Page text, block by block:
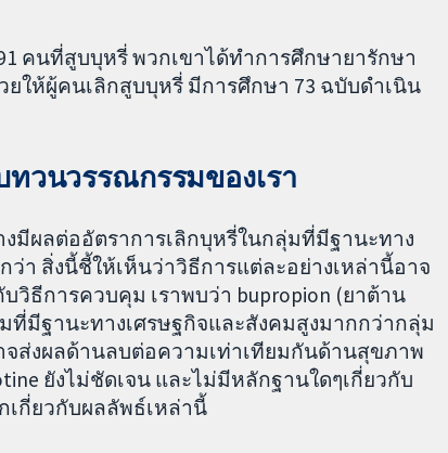
คนที่สูบบุหรี่ พวกเขาได้ทำการศึกษายารักษา
ให้ผู้คนเลิกสูบบุหรี่ มีการศึกษา 73 ฉบับดำเนิน
วนวรรณกรรมของเรา
ผลต่ออัตราการเลิกบุหรี่ในกลุ่มที่มีฐานะทาง
า สิ่งนี้ชี้ให้เห็นว่าวิธีการแต่ละอย่างเหล่านี้อาจ
ธีการควบคุม เราพบว่า bupropion (ยาต้าน
ที่มีฐานะทางเศรษฐกิจและสังคมสูงมากกว่ากลุ่ม
ส่งผลด้านลบต่อความเท่าเทียมกันด้านสุขภาพ
ยังไม่ชัดเจน และไม่มีหลักฐานใดๆเกี่ยวกับ
เกี่ยวกับผลลัพธ์เหล่านี้